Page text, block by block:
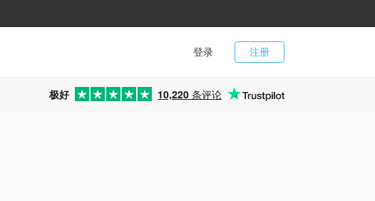
注册
登录
极好 10,220 条评论